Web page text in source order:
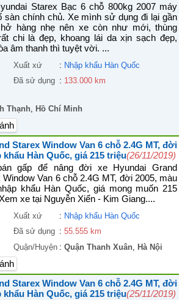
Starex Bạc 6 chỗ 800kg 2007 máy
sàn chính chủ. Xe mình sử dụng đi lại gần
hàng nhẹ nên xe còn như mới, thùng
chi là đẹp, khoang lái da xịn sạch đẹp,
âm thanh thì tuyệt vời. ...
Xuất xứ : Nhập khẩu Hàn Quốc
Đã sử dụng : 133.000 km
Thạnh, Hồ Chí Minh
Starex Window Van 6 chỗ 2.4G MT, đời
khẩu Hàn Quốc, giá 215 triệu(26/11/2019)
gấp để nâng đời xe Hyundai Grand
Window Van 6 chỗ 2.4G MT, đời 2005, màu
khẩu Hàn Quốc, giá mong muốn 215
xe tại Nguyễn Xiển - Kim Giang....
Xuất xứ : Nhập khẩu Hàn Quốc
Đã sử dụng : 55.555 km
Quận/Huyện : Quận Thanh Xuân, Hà Nội
Starex Window Van 6 chỗ 2.4G MT, đời
khẩu Hàn Quốc, giá 215 triệu(25/11/2019)